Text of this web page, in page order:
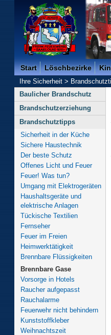
Freiwillige
Start Löschbezirke
Ihre Sicherheit>
Baulicher Brandschutz
Brandschutzerziehung
Brandschutztipps
Sicherheit in der Küche
Sichere Haustechnik
Der beste Schutz
Offenes Licht und Feuer
Feuer! Was tun?
Umgang mit Elektrogeräten
Haushaltsgeräte und
elektrische Anlagen
Tückische Textilien
Fernseher
Feuer im Freien
Heimwerktätigkeit
Brennbare Flüssigkeiten
Brennbare Gase
Vorsorge in Hotels
Raucher aufgepasst
Rauchalarme
Feuerwehr nicht behindern
Kunststoffkleber
Weihnachtszeit